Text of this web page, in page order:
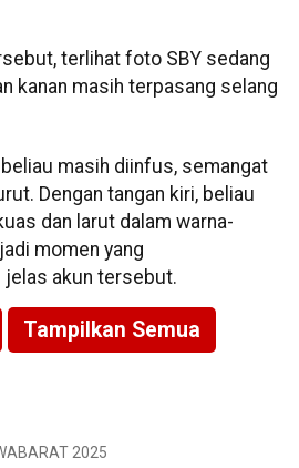
terlihat foto SBY sedang
kanan masih terpasang selang
masih diinfus, semangat
Dengan tangan kiri, beliau
dan larut dalam warna-
momen yang
jelas akun tersebut.
Tampilkan Semua
2025